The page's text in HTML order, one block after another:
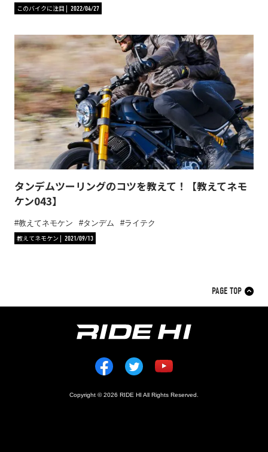
このバイクに注目
2022/04/27
タンデムツーリングのコツを教えて！【教えてネモ
ケン043】
教えてネモケン タンデム
ライテク
教えてネモケン
2021/09/13
Copyright © 2026 RIDE HI All Rights Reserved.
PAGE TOP